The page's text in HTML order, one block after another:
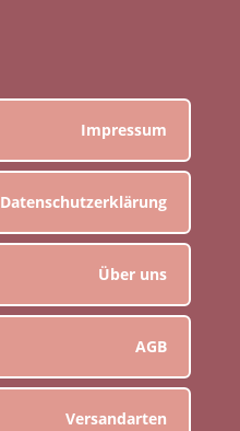
Impressum
Datenschutzerklärung
Über uns
AGB
Versandarten